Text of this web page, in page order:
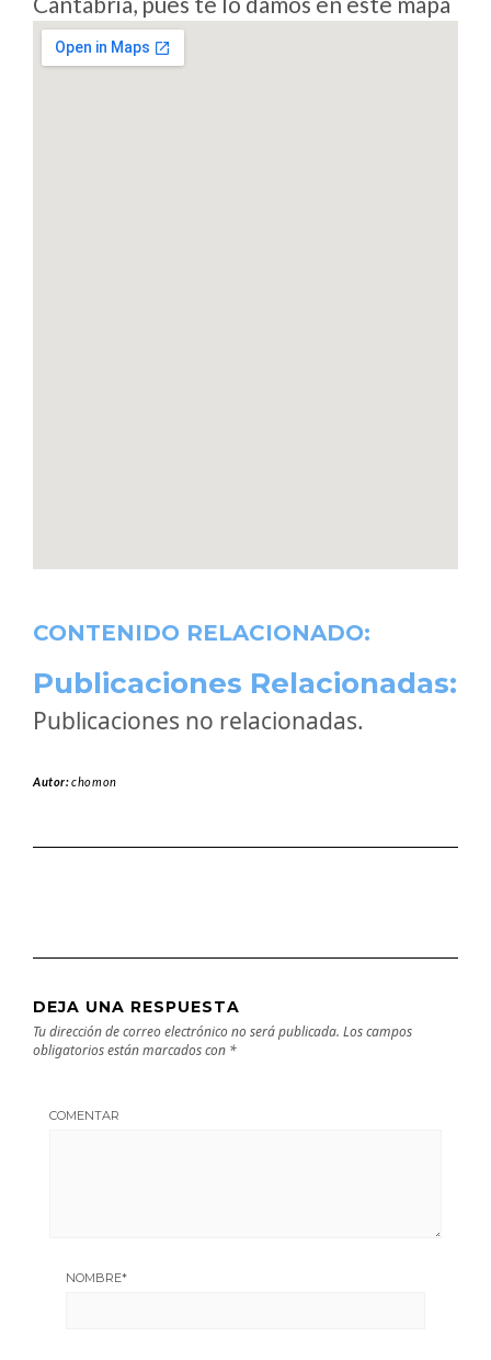
CONTENIDO RELACIONADO:
Publicaciones Relacionadas:
Publicaciones no relacionadas.
Autor:chomon
DEJA UNA RESPUESTA
Tu dirección de correo electrónico no será publicada. Los campos
obligatorios están marcados con *
COMENTAR
NOMBRE*